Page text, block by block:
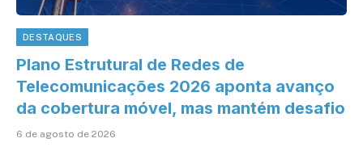
DESTAQUES
Plano Estrutural de Redes de
Telecomunicações 2026 aponta avanço
da cobertura móvel, mas mantém desafio
6 de agosto de 2026